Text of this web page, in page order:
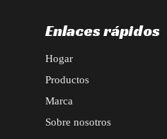
Enlaces rápidos
Hogar
Productos
Marca
Sobre nosotros